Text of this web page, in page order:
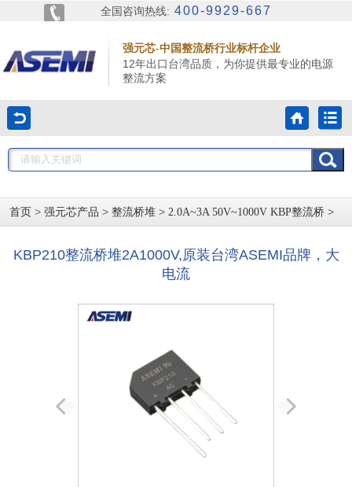
全国咨询热线: 400-9929-667
强元芯-中国整流桥行业标杆企业
12年出口台湾品质，为你提供最专业的电源
整流方案
首页 > 强元芯产品 > 整流桥堆 > 2.0A~3A 50V~1000V KBP整流桥 >
KBP210整流桥堆2A1000V,原装台湾ASEMI品牌，大
电流